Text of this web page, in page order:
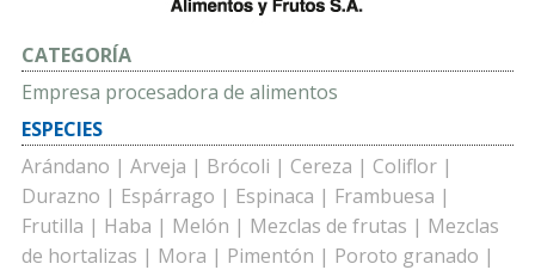
CATEGORÍA
Empresa procesadora de alimentos
ESPECIES
Arándano | Arveja | Brócoli | Cereza | Coliflor |
Durazno | Espárrago | Espinaca | Frambuesa |
Frutilla | Haba | Melón | Mezclas de frutas | Mezclas
de hortalizas | Mora | Pimentón | Poroto granado |